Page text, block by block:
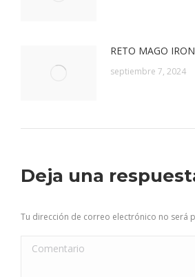
RETO MAGO
septiembre 7, 2024
Deja una
Tu dirección de correo electrónico no será
Comentario